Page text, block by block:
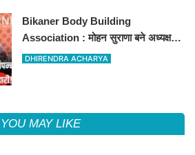
Bikaner Body Building
Association : मोहन सुराणा बने अध्यक्ष;
अरुण व्यास सचिव निर्विरोध निर्वाचित
DHIRENDRA ACHARYA
YOU MAY LIKE